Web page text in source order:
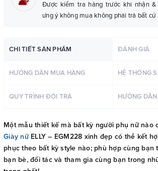
Được kiểm tra hàng trước khi nhận
ưng ý không mua không phải trả bất cứ
CHI TIẾT SẢN PHẨM ĐÁNH GIÁ
HƯỚNG DẪN MUA HÀNG HỆ THỐNG
QUY TRÌNH ĐỔI TRẢ HƯỚNG
Một mẫu thiết kế mà bất kỳ người phụ nữ nào
Giày nữELLY – EGM228 xinh đẹp có thể kết
phục theo bất kỳ style nào; phù hợp cùng bạn
bạn bè, đối tác và tham gia cùng bạn trong